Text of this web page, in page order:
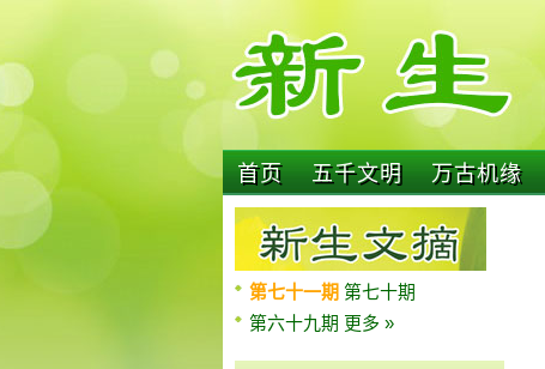
首页 五千文明 万古机缘
第七十一期 第七十期
第六十九期 更多 »